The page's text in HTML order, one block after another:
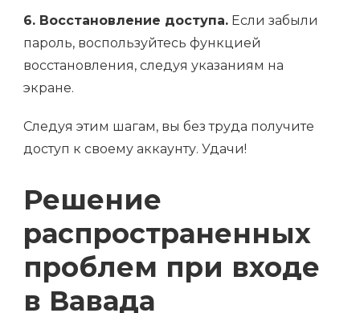
6. Восстановление доступа. Если забыли
пароль, воспользуйтесь функцией
восстановления, следуя указаниям на
экране.
Следуя этим шагам, вы без труда получите
доступ к своему аккаунту. Удачи!
Решение
распространенных
проблем при входе
в Вавада